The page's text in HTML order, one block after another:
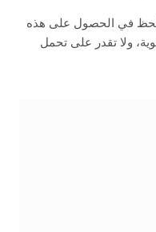
في الحصول على هذه
ولا تقدر على تحمل